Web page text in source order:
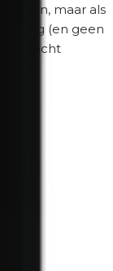
groen, maar als
(en geen
zacht